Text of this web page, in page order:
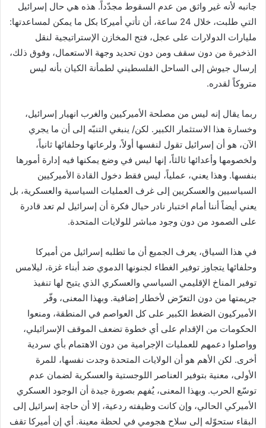
جانبه لأنه غير واثق من عدم السقوط مجدّداً. هذه هي حال إسرائيل
التي طلبت، خلال 24 ساعة، أن تأتي أميركا بكل ما يمكن لمساعدتها:
مليارات الدولارات على عجل، فتح المخازن الإستراتيجية لنقل
الذخيرة من دون سقف ومن دون تحديد وجهة الاستعمال، وفوق ذلك،
إرسال جيوش إلى الساحل الفلسطيني لطمأنة الكيان بأنه ليس
متروكاً لقدره.
ربما يقال إنه ليس من مصلحة الأميركيين والغرب انهيار إسرائيل،
وخسارة هذا الاستثمار الكبير. لكن/ ينبغي التنبّه إلى أن ما يجري
الآن، هو أن إسرائيل تقول لنفسها أولاً، ولرعاتها وحلفائها ثانياً،
ولخصومها وأعدائها ثالثاً، إنها ليس في وضع يمكنها فيه إدارة أمورها
بنفسها. وهذا يعني، عملياً، ليس فقط دخول القادة الأميركيين
السياسيين والعسكريين إلى غرف العمليات السياسية والعسكرية، بل
يعني أيضاً أننا أمام اختبار نادر حيال فكرة أن إسرائيل لم تعد قادرة
على الصمود من دون وجود مباشر للولايات المتحدة.
في هذا السياق، يعرف الجميع أن ما تطلبه إسرائيل من أميركا
وحلفائها يتجاوز توفير الغطاء لجنونها الدموي ضد أبناء غزة، ليلامس
توفير المناخ الإقليمي السياسي والعسكري الذي يتيح لها تنفيذ
جريمتها من دون التعرّض لأخطار إضافية. وبهذا المعنى، وفّر
الأميركيون الضغط الكبير على كل العواصم في المنطقة، ومنعوا
الحكومات من الإقدام على أي خطوة تضعف الموقف الإسرائيلي،
وواصلوا دعمهم للعمليات الإجرامية من دون الاهتمام بأي سردية
أخرى. لكن الأهم هو أن الولايات المتحدة وجدت نفسها، للمرة
الأولى، معنية بتوفير العناصر اللوجستية والعسكرية لضمان عدم
توسّع الحرب. وبهذا المعنى، يُفهم بصورة جيدة أن الوجود العسكري
الأميركي الحالي، وإن كانت وظيفته ردعية، إلا أن حاجة إسرائيل إلى
البقاء ستحوّله إلى سلاح هجومي في لحظة معينة. أي إن أميركا تقف